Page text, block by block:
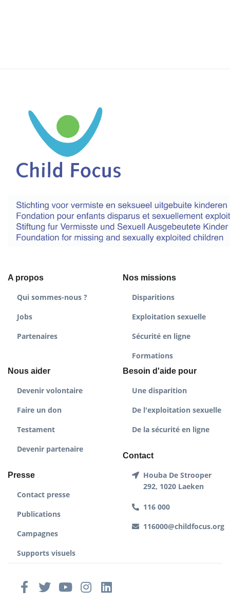
A propos
Qui sommes-nous ?
Jobs
Partenaires
Nos missions
Disparitions
Exploitation sexuelle
Sécurité en ligne
Formations
Nous aider
Devenir volontaire
Faire un don
Testament
Devenir partenaire
Presse
Contact presse
Publications
Campagnes
Supports visuels
Besoin d'aide pour
Une disparition
De l'exploitation sexuelle
De la sécurité en ligne
Contact
Houba De Strooper
292, 1020 Laeken
116 000
116000@childfocus.org